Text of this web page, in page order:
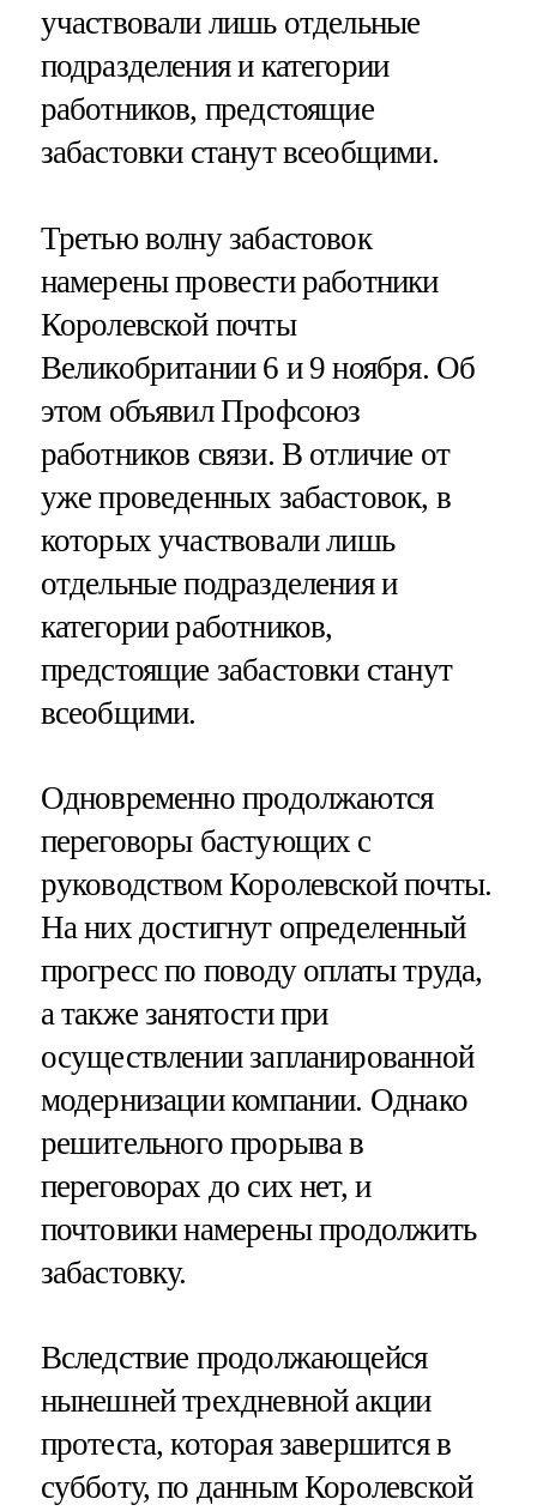
участвовали лишь отдельные
подразделения и категории
работников, предстоящие
забастовки станут всеобщими.
Третью волну забастовок
намерены провести работники
Королевской почты
Великобритании 6 и 9 ноября. Об
этом объявил Профсоюз
работников связи. В отличие от
уже проведенных забастовок, в
которых участвовали лишь
отдельные подразделения и
категории работников,
предстоящие забастовки станут
всеобщими.
Одновременно продолжаются
переговоры бастующих с
руководством Королевской почты.
На них достигнут определенный
прогресс по поводу оплаты труда,
а также занятости при
осуществлении запланированной
модернизации компании. Однако
решительного прорыва в
переговорах до сих нет, и
почтовики намерены продолжить
забастовку.
Вследствие продолжающейся
нынешней трехдневной акции
протеста, которая завершится в
субботу, по данным Королевской